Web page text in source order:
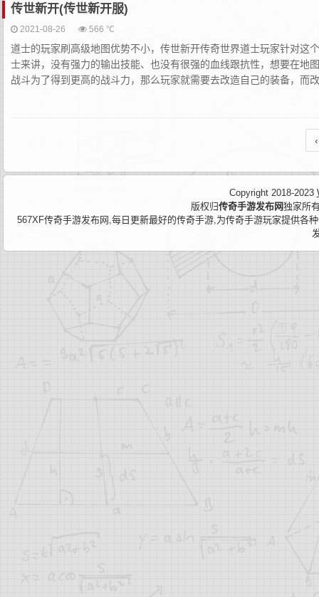
传世新开(传世新开服)
2021-08-26 566 ℃
道士的玩家刷高级地图优势不小，传世新开传奇世界道士玩家针对这
士来讲，没有强力的输出技能、也没有很强的血线跟抗性，想要在地
战斗为了得到更高的战斗力，那么玩家就需要去改造自己的装备，
Copyright 2018-2023
版权归传奇手游发布网独家所
567XF传奇手游发布网,每日更新最好的传奇手游,为传奇手游玩家提供各